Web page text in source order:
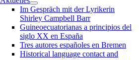
Im Gespräch mit der Lyrikerin
Shirley Campbell Barr
Guineoecuatorianas a principios del
siglo XX en España
Tres autores españoles en Bremen
Historical language contact and